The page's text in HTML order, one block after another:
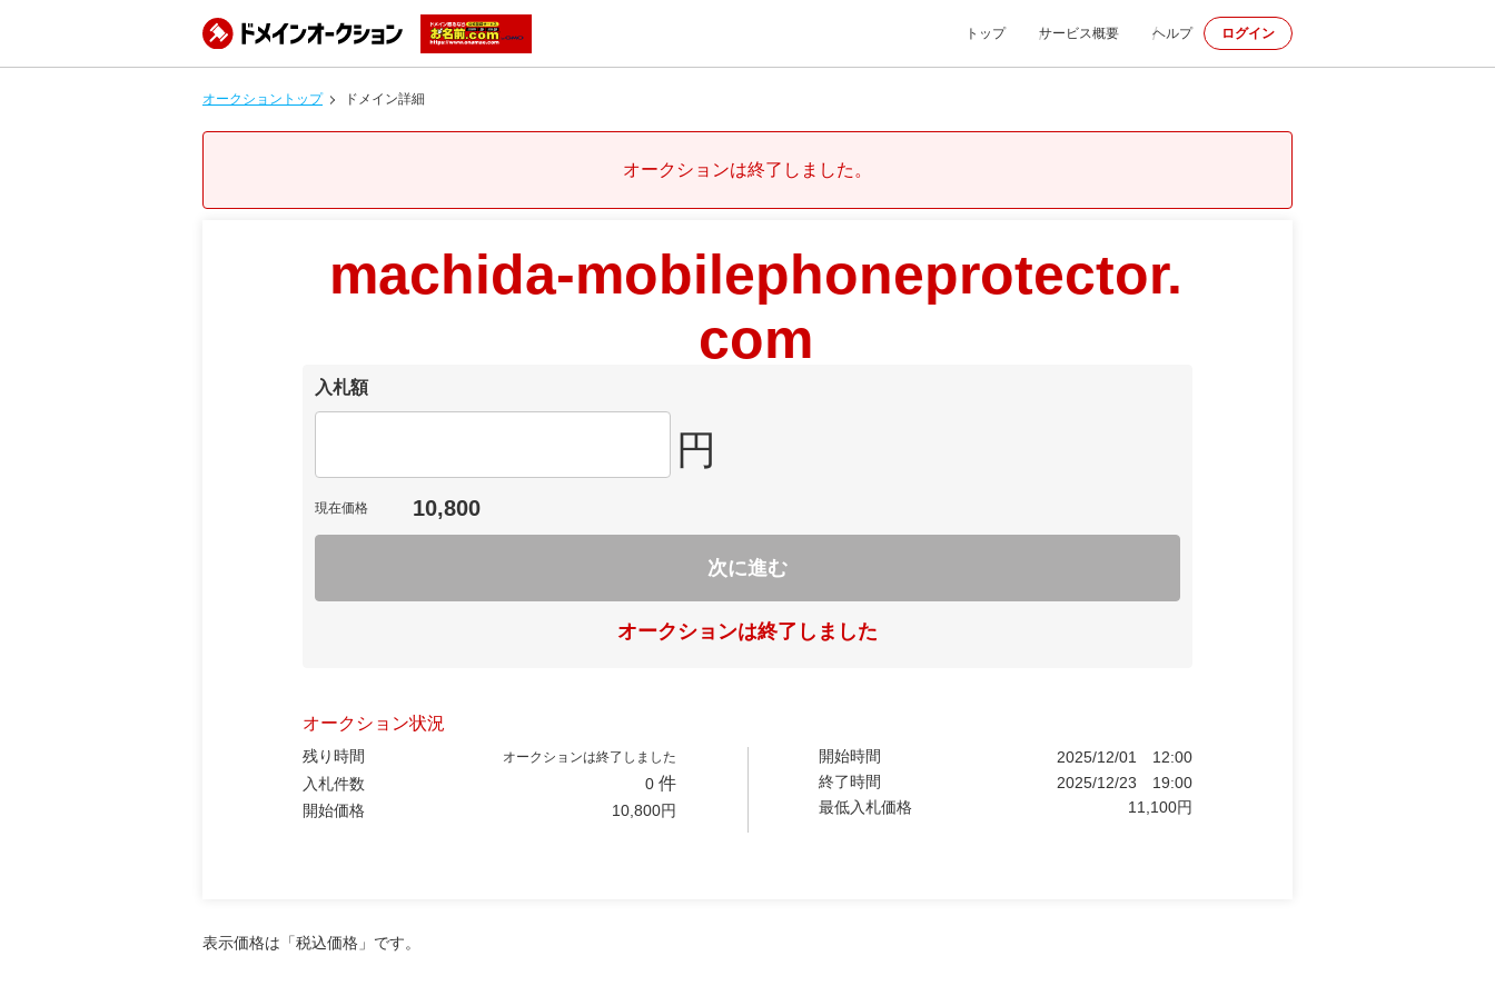
トップ サービス概要 ヘルプ ログイン
オークショントップ ドメイン詳細
オークションは終了しました。
machida-mobilephoneprotector.
com
入札額
円
現在価格 10,800
次に進む
オークションは終了しました
オークション状況
残り時間 オークションは終了しました
入札件数 0 件
開始価格 10,800円
開始時間 2025/12/01
12:00
終了時間
2025/12/23
19:00
最低入札価格
11,100円
表示価格は「税込価格」です。